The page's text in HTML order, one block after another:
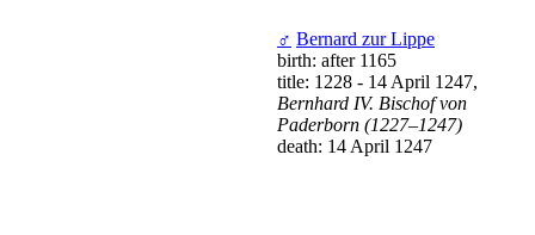
♂ Bernard zur Lippe
birth: after 1165
title: 1228 - 14 April 1247,
Bernhard IV. Bischof von
Paderborn (1227–1247)
death: 14 April 1247